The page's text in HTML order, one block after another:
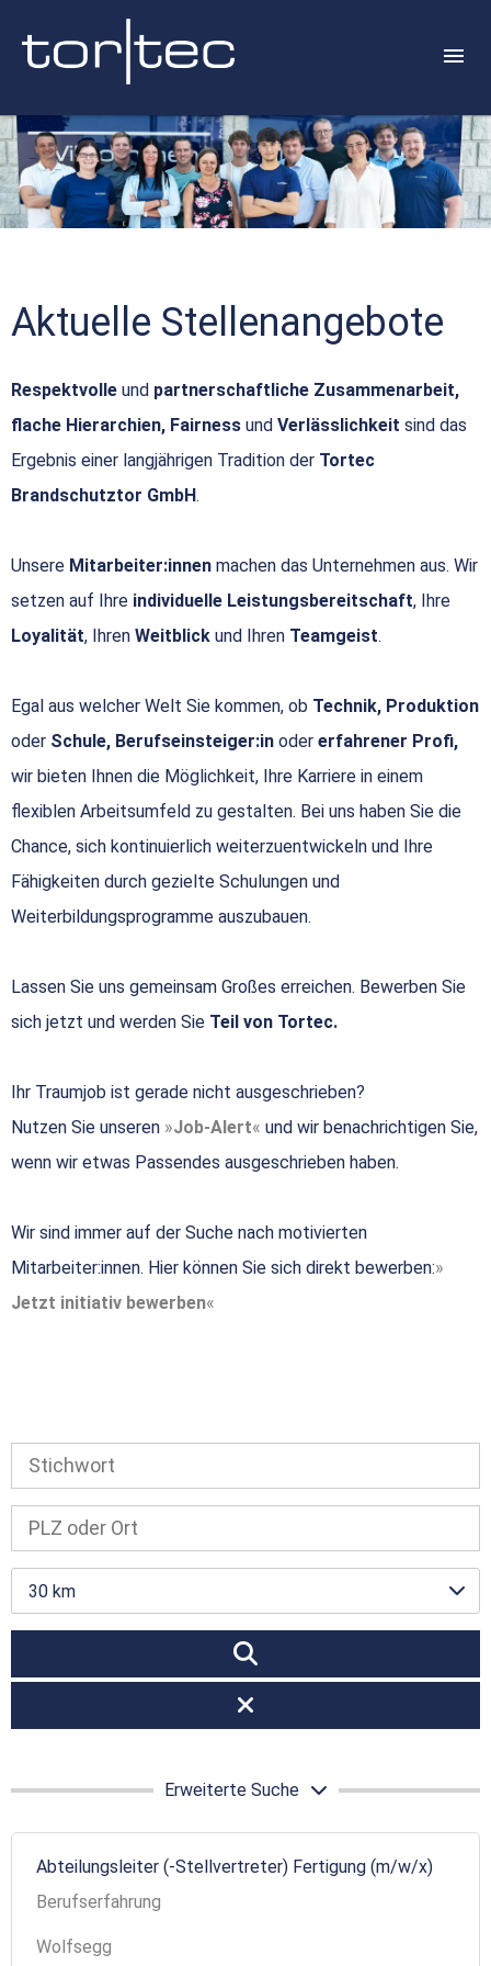
Aktuelle Stellenangebote
Respektvolle und partnerschaftliche Zusammenarbeit,
flache Hierarchien, Fairness und Verlässlichkeit sind das
Ergebnis einer langjährigen Tradition der Tortec
Brandschutztor GmbH.
Unsere Mitarbeiter:innen machen das Unternehmen aus. Wir
setzen auf Ihre individuelle Leistungsbereitschaft, Ihre
Loyalität, Ihren Weitblick und Ihren Teamgeist.
Egal aus welcher Welt Sie kommen, ob Technik, Produktion
oder Schule, Berufseinsteiger:in oder erfahrener Profi,
wir bieten Ihnen die Möglichkeit, Ihre Karriere in einem
flexiblen Arbeitsumfeld zu gestalten. Bei uns haben Sie die
Chance, sich kontinuierlich weiterzuentwickeln und Ihre
Fähigkeiten durch gezielte Schulungen und
Weiterbildungsprogramme auszubauen.
Lassen Sie uns gemeinsam Großes erreichen. Bewerben Sie
sich jetzt und werden Sie Teil von Tortec.
Ihr Traumjob ist gerade nicht ausgeschrieben?
Nutzen Sie unseren
Job-Alert
und wir benachrichtigen Sie,
wenn wir etwas Passendes ausgeschrieben haben.
Wir sind immer auf der Suche nach motivierten
Mitarbeiter:innen. Hier können Sie sich direkt bewerben:
Jetzt initiativ bewerben
30 km
Erweiterte Suche
Abteilungsleiter (-Stellvertreter) Fertigung (m/w/x)
Berufserfahrung
Wolfsegg